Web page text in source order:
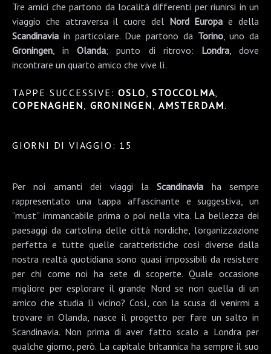
Tre amici che partono da località differenti per riunirsi in un
viaggio che attraversa il cuore del Nord Europae della
Scandinavia in particolare. Due partono da Torino, uno da
Groningen, inOlanda; punto di ritrovo: Londra, dove
incontrare un quarto amico che vive lì.
TAPPE SUCCESSIVE:OSLO,STOCCOLMA,
COPENAGHEN, GRONINGEN,AMSTERDAM.
GIORNI DI VIAGGIO: 15
Per noi amanti dei viaggi laScandinavia ha sempre
rappresentato una tappa affascinante e suggestiva, un
“must” immancabile prima o poi nella vita. La bellezza dei
paesaggi da cartolina delle città nordiche, l’organizzazione
perfetta e tutte quelle caratteristiche così diverse dalla
nostra realtà quotidiana sono quasi impossibili da resistere
per chi come noi ha sete di scoperte. Quale occasione
migliore per esplorare il grande Nord se non quella di un
amico che studia lì vicino? Così, con la scusa di venirmi a
trovare in Olanda, nasce il progetto per fare un salto in
Scandinavia. Non prima di aver fatto scalo a Londra per
qualche giorno, però. La capitale britannica ha sempre il suo